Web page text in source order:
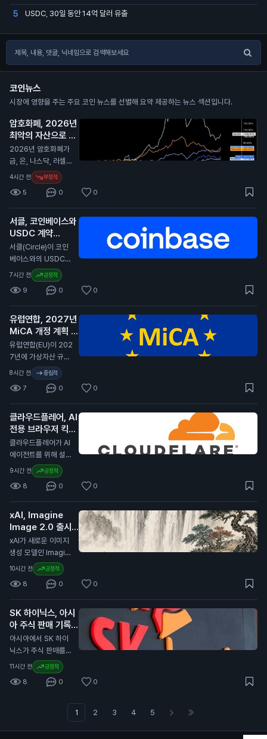
5 USDC, 30일 동안 14억 달러 유출
코인뉴스
시장에 영향을 주는 주요 코인 뉴스를 선별해 요약 제공하는 뉴스 섹션입니다.
암호화폐, 2026년
최악의 자산으로 평
가
N
2026년 암호화폐가
금, 은, 나스닥, 러셀 2
000과 비교해 최악
의 성과를 보였습니
다. 이 보고서는 암호
화폐가 다른 자산에
비해 큰 손실을 겪었
다고 전합니다. 특히,
경제 상황이 어려워지
면서 암호화폐의 투자
매력이 줄어들고 있습
니다. 전문가들은 암
호화폐의 변동성이 커
진 이유로 경제 불안
정을 지적하고 있습니
다. 일반 투자자에게
이 소식은 암호화폐
투자에 대한 신뢰가
미합니다. 이는 향후
암호화폐 가격에 부정
있습니다.
4시간 전 부정적
5 0 0
서클, 코인베이스와
USDC 계약
2029년까지 연장
N
서클(Circle)이 코인
베이스와의 USDC
스테이블코인 계약을
2029년까지 연장했
습니다. 이번 계약 연
장은 서클이 코인베이
스 플랫폼에서 USD
C의 중심 역할을 계속
유지할 수 있게 합니
다. 서클은 분기 배당
금을 포기하고, 제품
개발과 성장 기회에
재투자하기로 결정했
습니다. 서클은 지난
분기 동안 7억 1천만
달러(약 9천 5백억
원)의 수익을 기록했
습니다. 이는 전년 대
니다. USDC의 유통
량은 전년 대비 19%
러(약 99조 원)에 달
했습니다. 코인베이스
는 이 유통량의 약 3
0%를 보유하고 있습
니다. 이번 계약 연장
은 일반 투자자에게
중요한 의미를 가집니
는 만큼, 향후 USDC
의 안정성과 유통량
증가가 기대됩니다.
이는 투자자들의 자산
가치에도 긍정적인 영
향을 미칠 수 있습니
다.
7시간 전 긍정적
9 0 0
유럽연합, 2027년
MiCA 개정 계획 발
표
N
유럽연합(EU)이 202
7년에 가상자산 규제
법안인 MiCA(가상자
산 시장 규제)를 개정
할 계획이라고 발표했
습니다. 이 개정안은
비EU 국가의 가상자
산 발행자, 스테이블
코인, 토큰화된 결제
방식을 다룰 예정입니
다. MiCA는 유럽 내
가상자산 시장의 규제
를 강화하기 위해 제
정된 법안입니다. 이
번 개정은 글로벌 가
상자산 시장의 변화에
대응하기 위한 것으
로, 특히 유럽 외부의
발행자와 관련된 규제
를 포함합니다. 이는
유럽 내 가상자산 사
높이기 위한 노력으로
해석됩니다. 이번 발
표는 일반 투자자에게
중요합니다. 유럽의
규제가 강화되면 스테
이블코인과 같은 가상
자산의 사용에 영향을
라서 투자자들은 이러
8시간 전 중립적
7 0 0
클라우드플레어, AI
전용 브라우저 킥서
프 출시
N
클라우드플레어가 AI
에이전트를 위해 설계
된 브라우저 킥서프(K
itesurf)를 출시했습
니다. 이 브라우저는
클라우드플레어의 서
버리스 플랫폼인 워커
스(Workers) 위에서
작동합니다. 킥서프는
현재 베타 버전으로
무료로 제공됩니다.
클라우드플레어는 킥
서프를 단 12주 만에
개발했습니다. 이 브
라우저는 AI 에이전트
가 웹을 더 효율적으
로 탐색하도록 돕습니
다. 기존의 크롬 브라
파워를 사용하여 비용
을 절감할 수 있습니
프를 사용해 웹사이트
작성하며, 다른 브라
9시간 전 긍정적
8 0 0
xAI, Imagine
Image 2.0 출시
발표
N
xAI가 새로운 이미지
생성 모델인 Imagin
e Image 2.0을 출시
했습니다. 이 모델은
Grok 웹사이트와 iO
S 및 Android 앱에서
사용할 수 있습니다.
사용자는 보다 정밀한
이미지 편집과 템플릿
기능을 이용할 수 있
습니다. Imagine Im
age 2.0은 디자인,
사진, 일러스트레이션
델은 텍스트를 이미지
로 변환하는 기능에서
10시간 전 긍정적
8 0 0
SK 하이닉스, 아시
아 주식 판매 기록
경신 주도
N
아시아에서 SK 하이
닉스가 주식 판매를
이끌며 7월에 830억
달러(약 11조 1,000억
원) 이상의 자금을 모
니다. SK 하이닉스는
11시간 전 긍정적
8 0 0
1 2 3 4 5